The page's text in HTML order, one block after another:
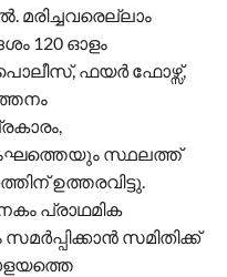
120 ഓളം
പൊലീസ്, ഫയർ ഫോഴ്സ്,
സ്ഥലത്ത്
ഉത്തരവിട്ടു.
പ്രാഥമിക
സമിതിക്ക്